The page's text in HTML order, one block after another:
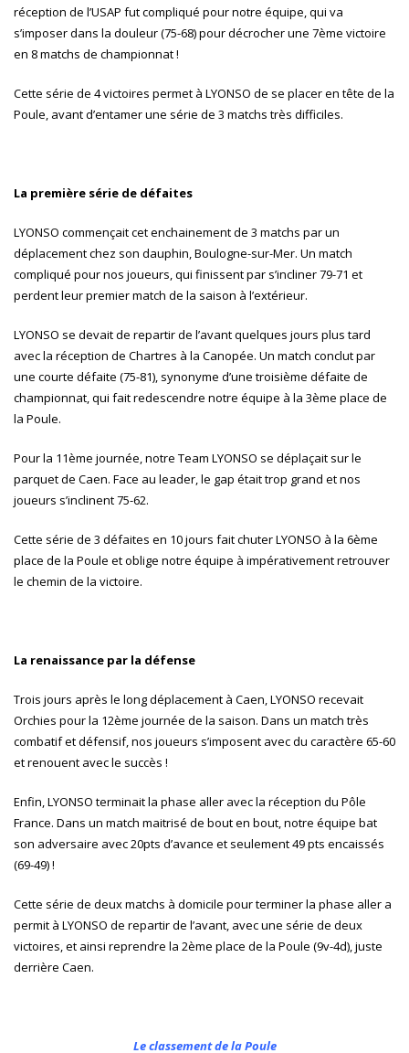
réception de l’USAP fut compliqué pour notre équipe, qui va
s’imposer dans la douleur (75-68) pour décrocher une 7ème victoire
en 8 matchs de championnat !
Cette série de 4 victoires permet à LYONSO de se placer en tête de la
Poule, avant d’entamer une série de 3 matchs très difficiles.
La première série de défaites
LYONSO commençait cet enchainement de 3 matchs par un
déplacement chez son dauphin, Boulogne-sur-Mer. Un match
compliqué pour nos joueurs, qui finissent par s’incliner 79-71 et
perdent leur premier match de la saison à l’extérieur.
LYONSO se devait de repartir de l’avant quelques jours plus tard
avec la réception de Chartres à la Canopée. Un match conclut par
une courte défaite (75-81), synonyme d’une troisième défaite de
championnat, qui fait redescendre notre équipe à la 3ème place de
la Poule.
Pour la 11ème journée, notre Team LYONSO se déplaçait sur le
parquet de Caen. Face au leader, le gap était trop grand et nos
joueurs s’inclinent 75-62.
Cette série de 3 défaites en 10 jours fait chuter LYONSO à la 6ème
place de la Poule et oblige notre équipe à impérativement retrouver
le chemin de la victoire.
La renaissance par la défense
Trois jours après le long déplacement à Caen, LYONSO recevait
Orchies pour la 12ème journée de la saison. Dans un match très
combatif et défensif, nos joueurs s’imposent avec du caractère 65-60
et renouent avec le succès !
Enfin, LYONSO terminait la phase aller avec la réception du Pôle
France. Dans un match maitrisé de bout en bout, notre équipe bat
son adversaire avec 20pts d’avance et seulement 49 pts encaissés
(69-49) !
Cette série de deux matchs à domicile pour terminer la phase aller a
permit à LYONSO de repartir de l’avant, avec une série de deux
victoires, et ainsi reprendre la 2ème place de la Poule (9v-4d), juste
derrière Caen.
Le classement de la Poule